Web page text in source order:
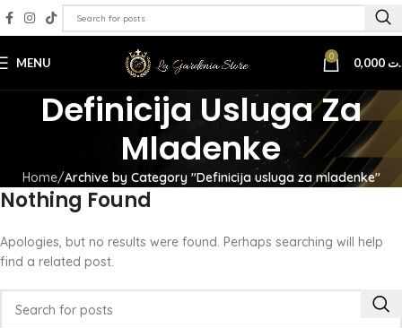
MENU 0
Definicija Usluga Za
Mladenke
Home Archive by Category "Definicija usluga za mladenke"
Nothing Found
Apologies, but no results were found. Perhaps searching will help
find a related post.